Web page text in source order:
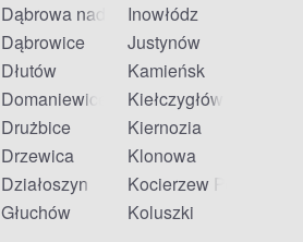
Dąbrowa nad Czarną
Dąbrowice
Dłutów
Domaniewice
Drużbice
Drzewica
Działoszyn
Głuchów
Inowłódz
Justynów
Kamieńsk
Kiełczygłów
Kiernozia
Klonowa
Kocierzew
Koluszki